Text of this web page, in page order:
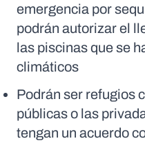
emergencia por
podrán autorizar el
las piscinas que se
climáticos
Podrán ser refugios
públicas o las
tengan un acuerdo